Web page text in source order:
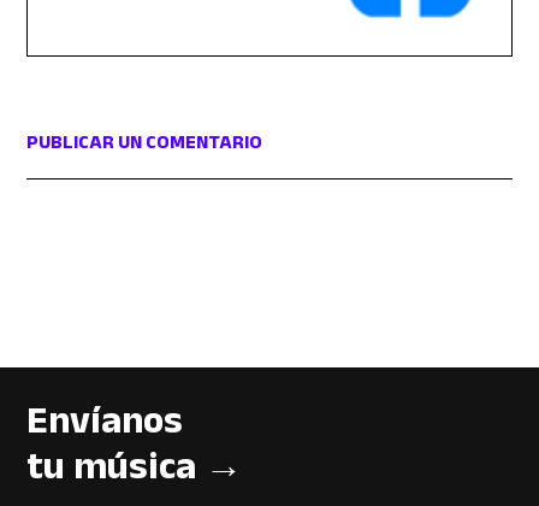
PUBLICAR UN COMENTARIO
Envíanos
tu música →